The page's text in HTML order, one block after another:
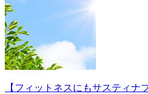
【フィットネスにもサスティナ